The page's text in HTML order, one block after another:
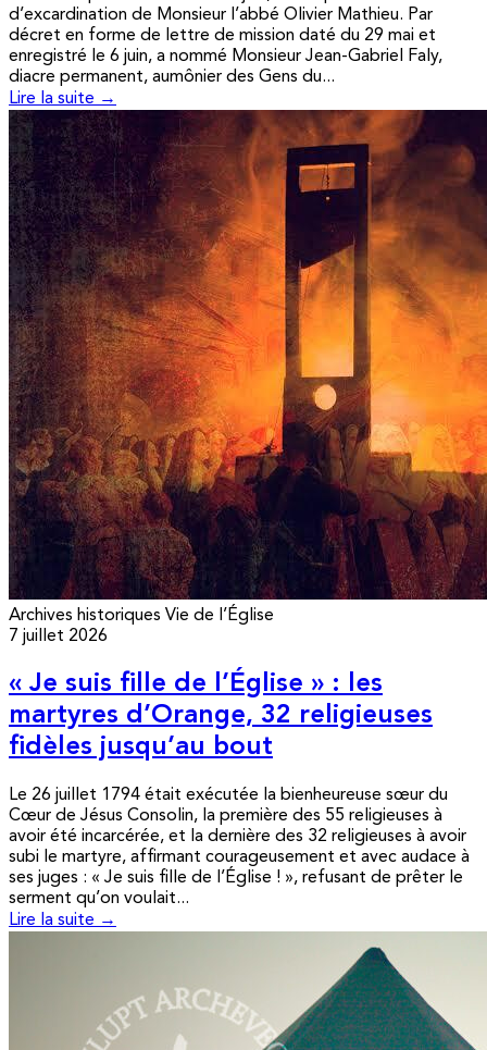
d’excardination de Monsieur l’abbé Olivier Mathieu. Par
décret en forme de lettre de mission daté du 29 mai et
enregistré le 6 juin, a nommé Monsieur Jean-Gabriel Faly,
diacre permanent, aumônier des Gens du...
Lire la suite →
Archives historiques Vie de l’Église
7 juillet 2026
« Je suis fille de l’Église » : les
martyres d’Orange, 32 religieuses
fidèles jusqu’au bout
Le 26 juillet 1794 était exécutée la bienheureuse sœur du
Cœur de Jésus Consolin, la première des 55 religieuses à
avoir été incarcérée, et la dernière des 32 religieuses à avoir
subi le martyre, affirmant courageusement et avec audace à
ses juges : « Je suis fille de l’Église ! », refusant de prêter le
serment qu’on voulait...
Lire la suite →